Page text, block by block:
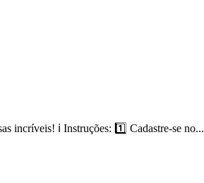
incríveis! ℹ️ Instruções: 1️⃣ Cadastre-se no...